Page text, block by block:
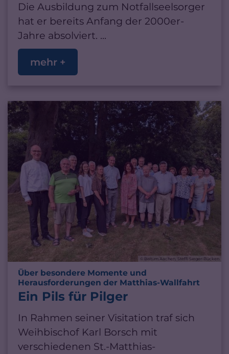
Die Ausbildung zum Notfallseelsorger
hat er bereits Anfang der 2000er-
Jahre absolviert. ...
mehr +
© Bistum Aachen, Steffi Sieger-Bücken
Über besondere Momente und
Herausforderungen der Matthias-Wallfahrt
Ein Pils für Pilger
In Rahmen seiner Visitation traf sich
Weihbischof Karl Borsch mit
verschiedenen St.-Matthias-